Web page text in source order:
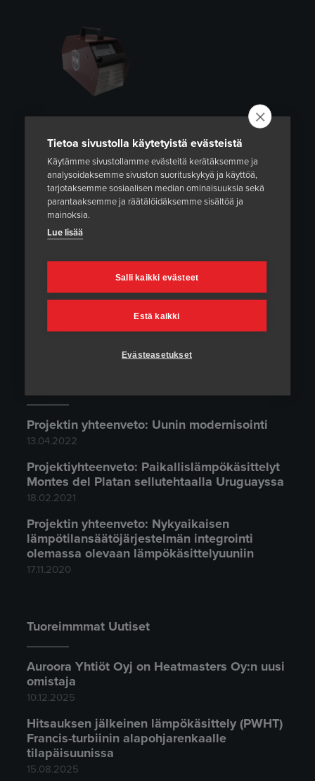
Tietoa sivustolla käytetyistä evästeistä
Käytämme sivustollamme evästeitä kerätäksemme ja
analysoidaksemme sivuston suorituskykyä ja käyttöä,
tarjotaksemme sosiaalisen median ominaisuuksia sekä
parantaaksemme ja räätälöidäksemme sisältöä ja
mainoksia.
Lue lisää
Salli kaikki evästeet
Estä kaikki
Evästeasetukset
Projektin yhteenveto: Uunin modernisointi
13.04.2022
Projektiyhteenveto: Paikallislämpökäsittelyt
Montes del Platan sellutehtaalla Uruguayssa
18.02.2021
Projektin yhteenveto: Nykyaikaisen
lämpötilansäätöjärjestelmän integrointi
olemassa olevaan lämpökäsittelyuuniin
17.11.2020
Tuoreimmmat Uutiset
Auroora Yhtiöt Oyj on Heatmasters Oy:n uusi
omistaja
10.12.2025
Hitsauksen jälkeinen lämpökäsittely (PWHT)
Francis-turbiinin alapohjarenkaalle
tilapäisuunissa
15.08.2025